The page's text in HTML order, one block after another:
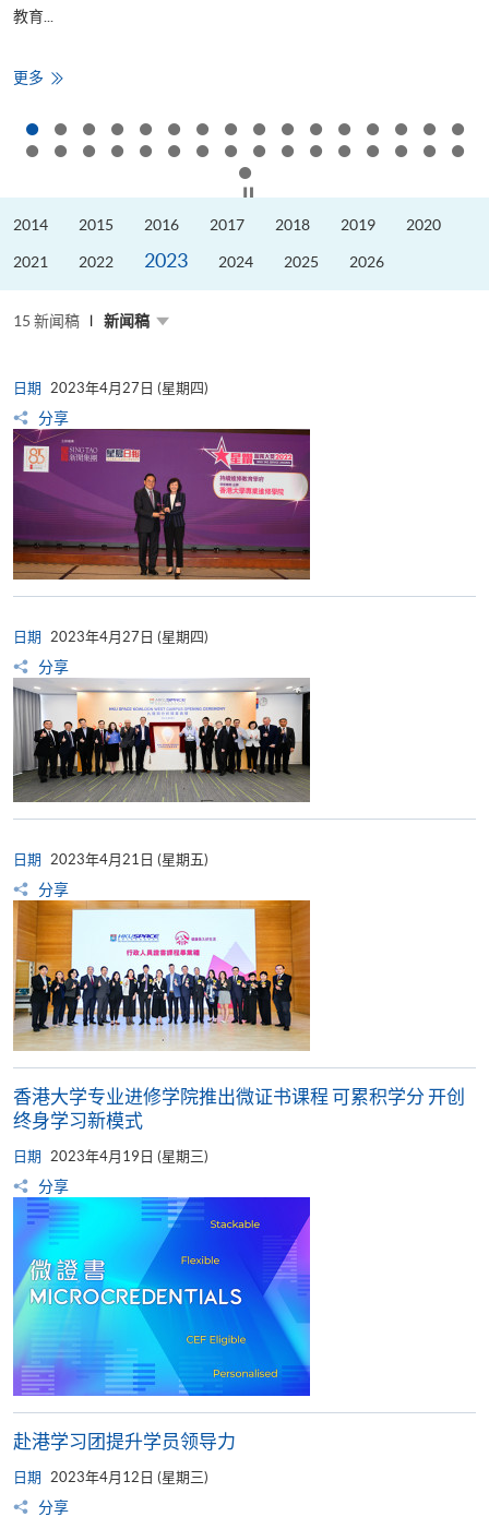
教育...
更多 香
港
学
专
业
学
出
2026
港
高
十
周
年
年
会
暨
校
论
2014 2015 2016 2017 2018 2019 2020
2021 2022 2023 2024 2025 2026
15 新闻稿 新闻稿
日期 2023年4月27日 (星期四)
分享
日期 2023年4月27日 (星期四)
分享
日期 2023年4月21日 (星期五)
分享
香港大学专业进修学院推出微证书课程 可累积学分 开创
终身学习新模式
日期 2023年4月19日 (星期三)
分享
赴港学习团提升学员领导力
日期 2023年4月12日 (星期三)
分享